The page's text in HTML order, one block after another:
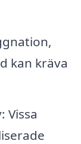
kan kräva
Vissa